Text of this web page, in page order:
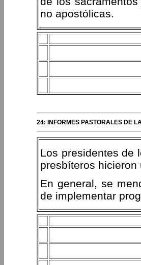
no apostólicas.
24: INFORMES PASTORALES DE
Los presidentes de
presbíteros
En general, se
de implementar